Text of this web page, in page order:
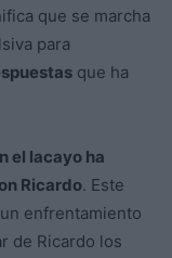
que se marcha
para
que ha
el lacayo ha
Ricardo. Este
enfrentamiento
de Ricardo los